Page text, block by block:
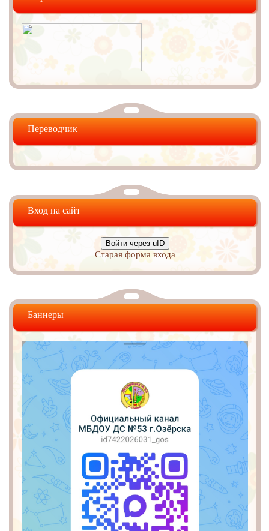
Переводчик
Вход на сайт
Войти через uID
Старая форма входа
Баннеры